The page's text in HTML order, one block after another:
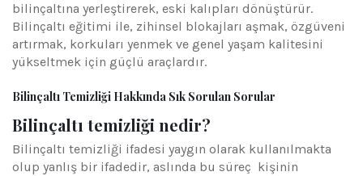
bilinçaltına yerleştirerek, eski kalıpları dönüştürür.
Bilinçaltı eğitimi ile, zihinsel blokajları aşmak, özgüveni
artırmak, korkuları yenmek ve genel yaşam kalitesini
yükseltmek için güçlü araçlardır.
Bilinçaltı Temizliği Hakkında Sık Sorulan Sorular
Bilinçaltı temizliği nedir?
Bilinçaltı temizliği ifadesi yaygın olarak kullanılmakta
olup yanlış bir ifadedir, aslında bu süreç kişinin